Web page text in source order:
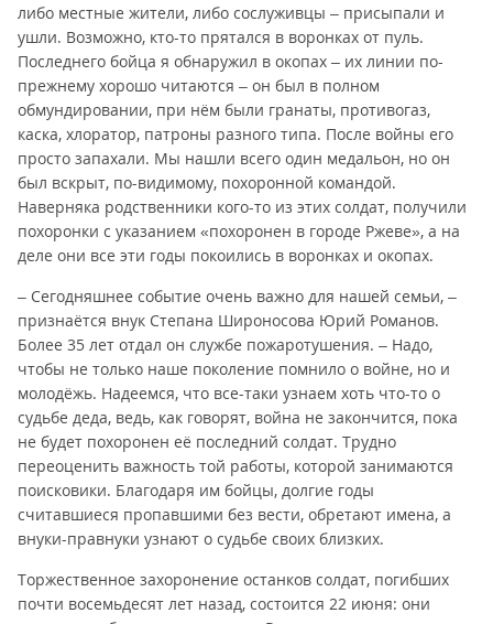
либо местные жители, либо сослуживцы – присыпали и
ушли. Возможно, кто-то прятался в воронках от пуль.
Последнего бойца я обнаружил в окопах – их линии по-
прежнему хорошо читаются – он был в полном
обмундировании, при нём были гранаты, противогаз,
каска, хлоратор, патроны разного типа. После войны его
просто запахали. Мы нашли всего один медальон, но он
был вскрыт, по-видимому, похоронной командой.
Наверняка родственники кого-то из этих солдат, получили
похоронки с указанием «похоронен в городе Ржеве», а на
деле они все эти годы покоились в воронках и окопах.
– Сегодняшнее событие очень важно для нашей семьи, –
признаётся внук Степана Широносова Юрий Романов.
Более 35 лет отдал он службе пожаротушения. – Надо,
чтобы не только наше поколение помнило о войне, но и
молодёжь. Надеемся, что все-таки узнаем хоть что-то о
судьбе деда, ведь, как говорят, война не закончится, пока
не будет похоронен её последний солдат. Трудно
переоценить важность той работы, которой занимаются
поисковики. Благодаря им бойцы, долгие годы
считавшиеся пропавшими без вести, обретают имена, а
внуки-правнуки узнают о судьбе своих близких.
Торжественное захоронение останков солдат, погибших
почти восемьдесят лет назад, состоится 22 июня: они